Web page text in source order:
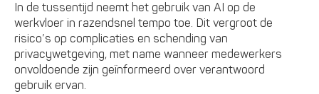
In de tussentijd neemt het gebruik van AI op de
werkvloer in razendsnel tempo toe. Dit vergroot de
risico’s op complicaties en schending van
privacywetgeving, met name wanneer medewerkers
onvoldoende zijn geïnformeerd over verantwoord
gebruik ervan.